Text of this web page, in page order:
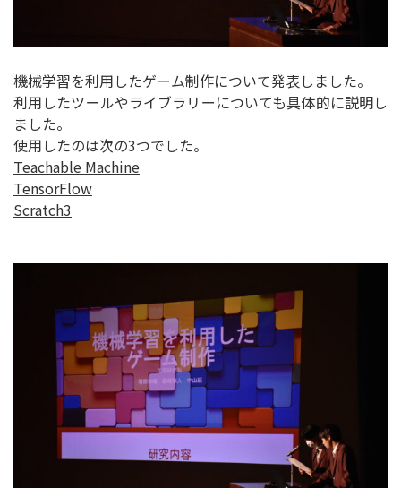
機械学習を利用したゲーム制作について発表しました。
利用したツールやライブラリーについても具体的に説明し
ました。
使用したのは次の3つでした。
Teachable Machine
TensorFlow
Scratch3